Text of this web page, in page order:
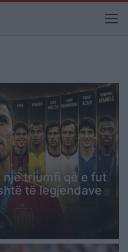
një triumfi që e fut
të legjendave